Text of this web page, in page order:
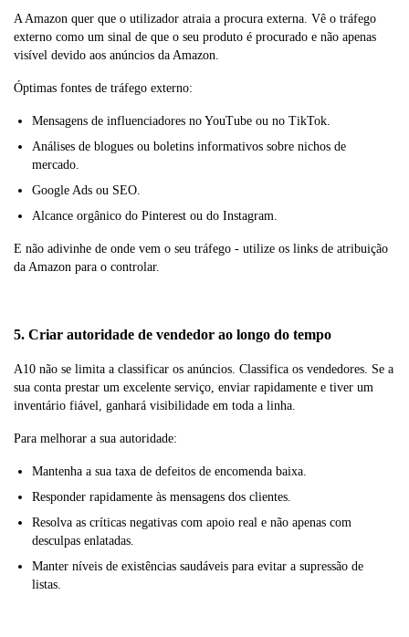
A Amazon quer que o utilizador atraia a procura externa. Vê o tráfego
externo como um sinal de que o seu produto é procurado e não apenas
visível devido aos anúncios da Amazon.
Óptimas fontes de tráfego externo:
Mensagens de influenciadores no YouTube ou no TikTok.
Análises de blogues ou boletins informativos sobre nichos de
mercado.
Google Ads ou SEO.
Alcance orgânico do Pinterest ou do Instagram.
E não adivinhe de onde vem o seu tráfego - utilize os links de atribuição
da Amazon para o controlar.
5. Criar autoridade de vendedor ao longo do tempo
A10 não se limita a classificar os anúncios. Classifica os vendedores. Se a
sua conta prestar um excelente serviço, enviar rapidamente e tiver um
inventário fiável, ganhará visibilidade em toda a linha.
Para melhorar a sua autoridade:
Mantenha a sua taxa de defeitos de encomenda baixa.
Responder rapidamente às mensagens dos clientes.
Resolva as críticas negativas com apoio real e não apenas com
desculpas enlatadas.
Manter níveis de existências saudáveis para evitar a supressão de
listas.